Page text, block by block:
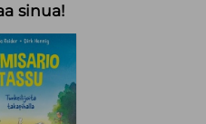
hulvatonta
konsteilla lapset saadaan
hyödyntävät kuvat
tunnetaan
nykyisenä juontajana.
sinua!